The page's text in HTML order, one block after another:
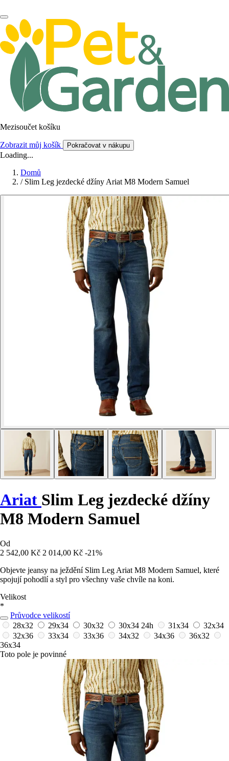
Mezisoučet košíku
Zobrazit můj košík Pokračovat v nákupu
Loading...
Domů
/ Slim Leg jezdecké džíny Ariat M8 Modern Samuel
Ariat Slim Leg jezdecké džíny
M8 Modern Samuel
Od
2 542,00 Kč 2 014,00 Kč -21%
Objevte jeansy na ježdění Slim Leg Ariat M8 Modern Samuel, které
spojují pohodlí a styl pro všechny vaše chvíle na koni.
Velikost
*
Průvodce velikostí
28x32
29x34 30x32 30x34 24h 31x34
32x34
32x36
33x34 33x36 34x32 34x36
36x32
36x34
Toto pole je povinné